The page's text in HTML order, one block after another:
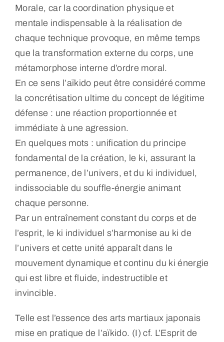
Morale, car la coordination physique et
mentale indispensable à la réalisation de
chaque technique provoque, en même temps
que la transformation externe du corps, une
métamorphose interne d’ordre moral.
En ce sens l’aïkido peut être considéré comme
la concrétisation ultime du concept de légitime
défense : une réaction proportionnée et
immédiate à une agression.
En quelques mots : unification du principe
fondamental de la création, le ki, assurant la
permanence, de l’univers, et du ki individuel,
indissociable du souffle-énergie animant
chaque personne.
Par un entraînement constant du corps et de
l’esprit, le ki individuel s’harmonise au ki de
l’univers et cette unité apparaît dans le
mouvement dynamique et continu du ki énergie
qui est libre et fluide, indestructible et
invincible.
Telle est l’essence des arts martiaux japonais
mise en pratique de l’aïkido. (I) cf. L’Esprit de